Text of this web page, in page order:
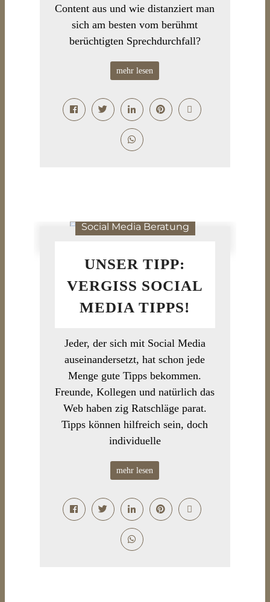
Content aus und wie distanziert man
sich am besten vom berühmt
berüchtigten Sprechdurchfall?
mehr lesen
Social Media Beratung
UNSER TIPP:
VERGISS SOCIAL
MEDIA TIPPS!
Jeder, der sich mit Social Media
auseinandersetzt, hat schon jede
Menge gute Tipps bekommen.
Freunde, Kollegen und natürlich das
Web haben zig Ratschläge parat.
Tipps können hilfreich sein, doch
individuelle
mehr lesen